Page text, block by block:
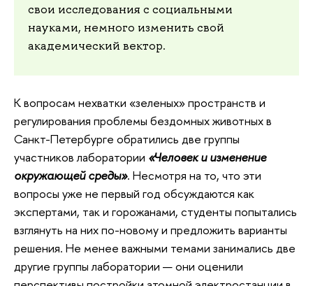
свои исследования с социальными
науками, немного изменить свой
академический вектор.
К вопросам нехватки «зеленых» пространств и
регулирования проблемы бездомных животных в
Санкт-Петербурге обратились две группы
участников лаборатории «Человек и изменение
окружающей среды». Несмотря на то, что эти
вопросы уже не первый год обсуждаются как
экспертами, так и горожанами, студенты попытались
взглянуть на них по-новому и предложить варианты
решения. Не менее важными темами занимались две
другие группы лаборатории — они оценили